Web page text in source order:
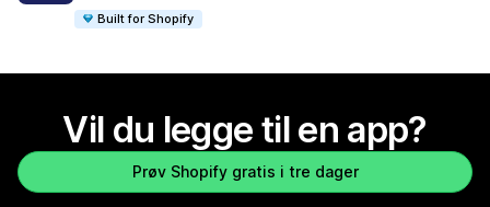
Built for Shopify
Vil du legge til en app?
Prøv Shopify gratis i tre dager